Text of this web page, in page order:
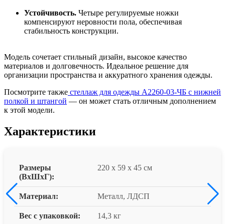
Устойчивость. Четыре регулируемые ножки
компенсируют неровности пола, обеспечивая
стабильность конструкции.
Модель сочетает стильный дизайн, высокое качество
материалов и долговечность. Идеальное решение для
организации пространства и аккуратного хранения одежды.
Посмотрите также стеллаж для одежды A2260-03-ЧБ с нижней
полкой и штангой — он может стать отличным дополнением
к этой модели.
Характеристики
Размеры
(ВxШxГ):
220 x 59 x 45 см
Материал: Металл, ЛДСП
Вес с упаковкой: 14,3 кг